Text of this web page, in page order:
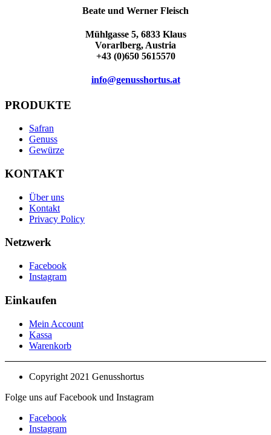
Beate und Werner Fleisch
Mühlgasse 5, 6833 Klaus
Vorarlberg, Austria
+43 (0)650 5615570
info@genusshortus.at
PRODUKTE
Safran
Genuss
Gewürze
KONTAKT
Über uns
Kontakt
Privacy Policy
Netzwerk
Facebook
Instagram
Einkaufen
Mein Account
Kassa
Warenkorb
Copyright 2021 Genusshortus
Folge uns auf Facebook und Instagram
Facebook
Instagram